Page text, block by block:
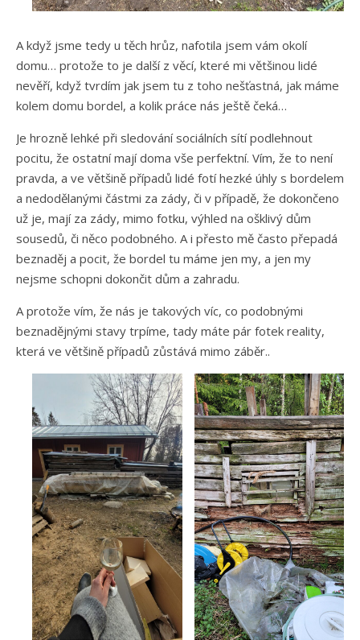
A když jsme tedy u těch hrůz, nafotila jsem vám okolí
domu… protože to je další z věcí, které mi většinou lidé
nevěří, když tvrdím jak jsem tu z toho nešťastná, jak máme
kolem domu bordel, a kolik práce nás ještě čeká…
Je hrozně lehké při sledování sociálních sítí podlehnout
pocitu, že ostatní mají doma vše perfektní. Vím, že to není
pravda, a ve většině případů lidé fotí hezké úhly s bordelem
a nedodělanými částmi za zády, či v případě, že dokončeno
už je, mají za zády, mimo fotku, výhled na ošklivý dům
sousedů, či něco podobného. A i přesto mě často přepadá
beznaděj a pocit, že bordel tu máme jen my, a jen my
nejsme schopni dokončit dům a zahradu.
A protože vím, že nás je takových víc, co podobnými
beznadějnými stavy trpíme, tady máte pár fotek reality,
která ve většině případů zůstává mimo záběr..